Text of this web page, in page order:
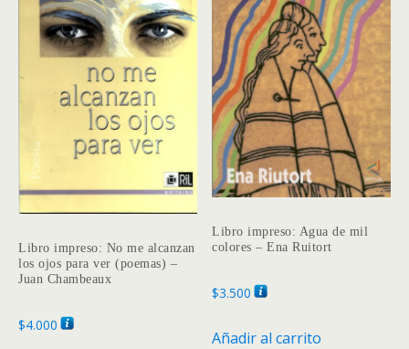
Libro impreso: No me alcanzan
los ojos para ver (poemas) –
Juan Chambeaux
$4.000
Libro impreso: Agua de mil
colores – Ena Ruitort
$3.500
Añadir al carrito